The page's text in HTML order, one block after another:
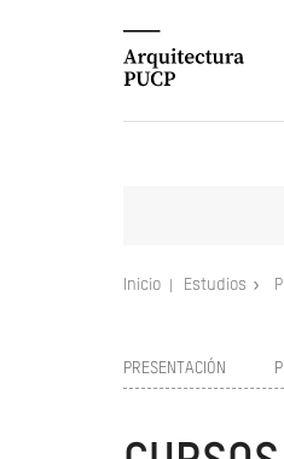
Inicio Estudios
PRESENTACIÓN